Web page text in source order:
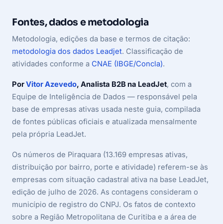
Fontes, dados e metodologia
Metodologia, edições da base e termos de citação:
metodologia dos dados Leadjet. Classificação de
atividades conforme a CNAE (IBGE/Concla).
PorVitor Azevedo, Analista B2B na LeadJet, com a
Equipe de Inteligência de Dados — responsável pela
base de empresas ativas usada neste guia, compilada
de fontes públicas oficiais e atualizada mensalmente
pela própria LeadJet.
Os números de Piraquara (13.169 empresas ativas,
distribuição por bairro, porte e atividade) referem-se às
empresas com situação cadastral ativa na base LeadJet,
edição de julho de 2026. As contagens consideram o
município de registro do CNPJ. Os fatos de contexto
sobre a Região Metropolitana de Curitiba e a área de